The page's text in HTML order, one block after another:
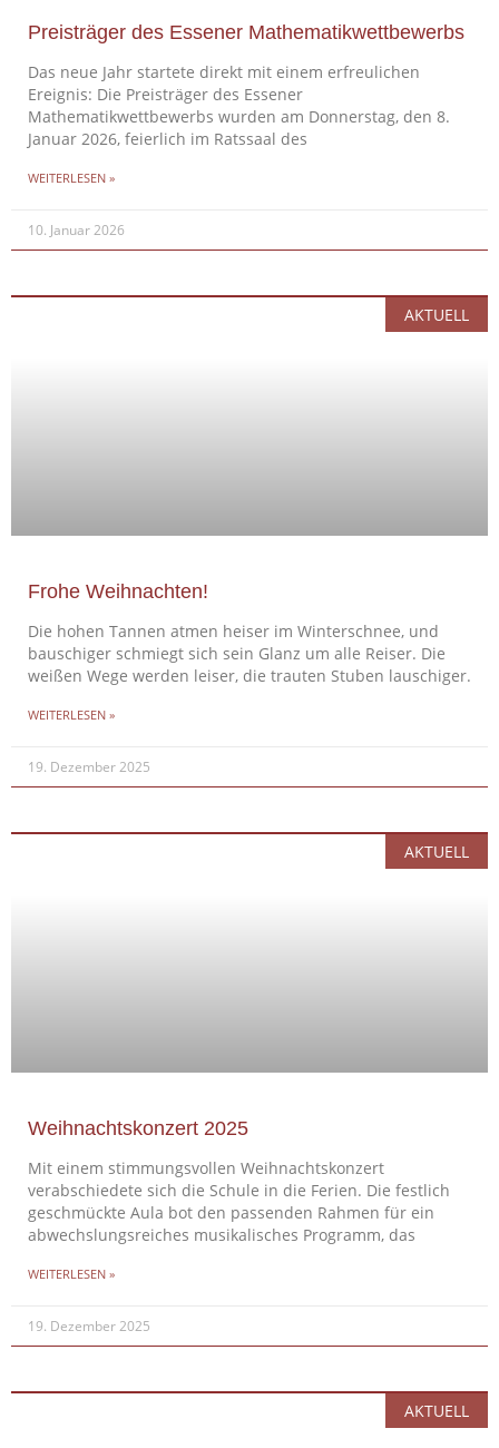
Preisträger des Essener Mathematikwettbewerbs
Das neue Jahr startete direkt mit einem erfreulichen
Ereignis: Die Preisträger des Essener
Mathematikwettbewerbs wurden am Donnerstag, den 8.
Januar 2026, feierlich im Ratssaal des
WEITERLESEN »
10. Januar 2026
AKTUELL
Frohe Weihnachten!
Die hohen Tannen atmen heiser im Winterschnee, und
bauschiger schmiegt sich sein Glanz um alle Reiser. Die
weißen Wege werden leiser, die trauten Stuben lauschiger.
WEITERLESEN »
19. Dezember 2025
AKTUELL
Weihnachtskonzert 2025
Mit einem stimmungsvollen Weihnachtskonzert
verabschiedete sich die Schule in die Ferien. Die festlich
geschmückte Aula bot den passenden Rahmen für ein
abwechslungsreiches musikalisches Programm, das
WEITERLESEN »
19. Dezember 2025
AKTUELL